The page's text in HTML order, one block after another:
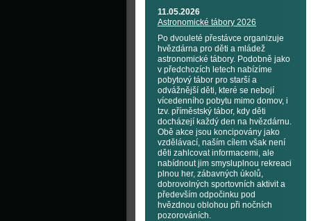
11.05.2026
Astronomické tábory 2026
Po dvouleté přestávce organizuje
hvězdárna pro děti a mládež
astronomické tábory. Podobně jako
v předchozích letech nabízíme
pobytový tábor pro starší a
odvážnější děti, které se nebojí
vícedenního pobytu mimo domov, i
tzv. příměstský tábor, kdy děti
docházejí každý den na hvězdárnu.
Obě akce jsou koncipovány jako
vzdělávací, naším cílem však není
děti zahlcovat informacemi, ale
nabídnout jim smysluplnou rekreaci
plnou her, zábavných úkolů,
dobrovolných sportovních aktivit a
především odpočinku pod
hvězdnou oblohou při nočních
pozorováních.